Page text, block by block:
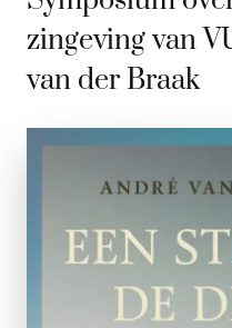
zingeving van
van der Braak